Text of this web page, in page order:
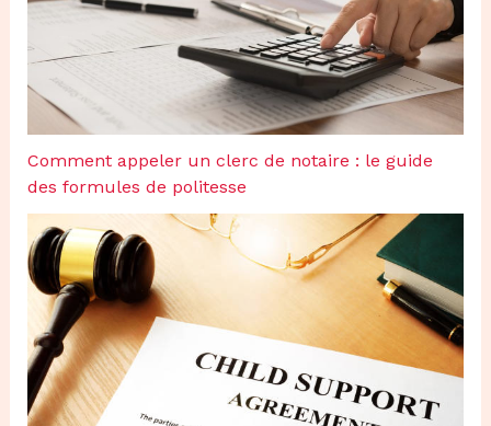
Comment appeler un clerc de notaire : le guide
des formules de politesse